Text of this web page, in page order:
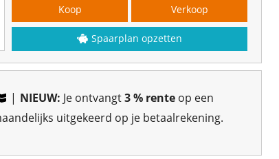
Koop Verkoop
Spaarplan opzetten
| NIEUW: Je ontvangt3 % rente op een
uitgekeerd op je betaalrekening.